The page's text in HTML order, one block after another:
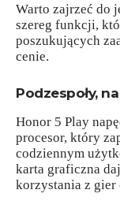
Warto zajrzeć do
szereg funkcji,
poszukujących
cenie.
Podzespoły,
Honor 5 Play
procesor, który
codziennym
karta graficzna
korzystania z